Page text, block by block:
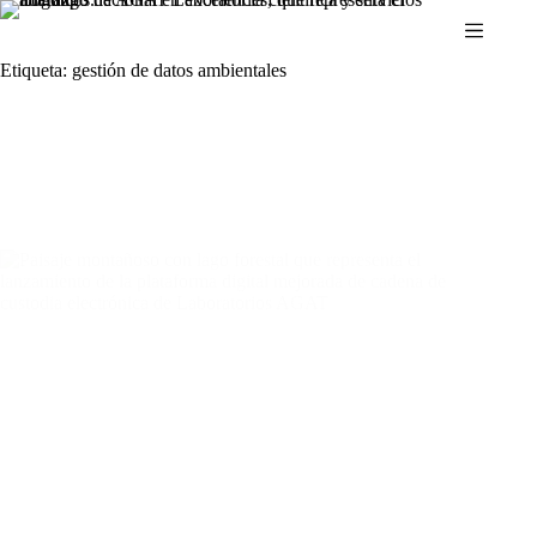
Ir
Etiqueta: gestión de datos ambientales